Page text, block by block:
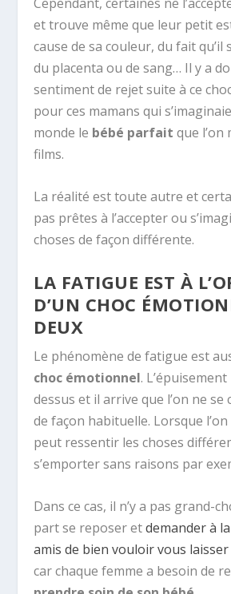
et trouve même que leur petit
cause de sa couleur, du fait
du placenta ou de sang… Il y a
sentiment de rejet suite à ce
pour ces mamans qui
monde le bébé parfait que l’on
films.
La réalité est toute autre et
pas prêtes à l’accepter ou
choses de façon différente.
LA FATIGUE EST À
D’UN CHOC
DEUX
Le phénomène de fatigue est
choc émotionnel.
dessus et il arrive que l’on ne se
de façon habituelle. Lorsque
peut ressentir les choses
s’emporter sans raisons par
Dans ce cas, il n’y a pas grand-
part se reposer etdemander à
amis de bien vouloir vous laisser
car chaque femme a besoin de